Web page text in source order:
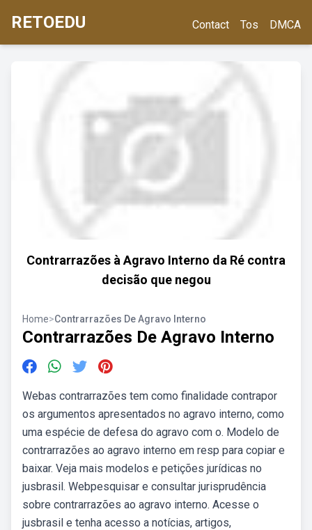
RETOEDU Contact Tos DMCA
Contrarrazões à Agravo Interno da Ré contra
decisão que negou
Home>Contrarrazões De Agravo Interno
Contrarrazões De Agravo Interno
Webas contrarrazões tem como finalidade contrapor
os argumentos apresentados no agravo interno, como
uma espécie de defesa do agravo com o. Modelo de
contrarrazões ao agravo interno em resp para copiar e
baixar. Veja mais modelos e petições jurídicas no
jusbrasil. Webpesquisar e consultar jurisprudência
sobre contrarrazões ao agravo interno. Acesse o
jusbrasil e tenha acesso a notícias, artigos,